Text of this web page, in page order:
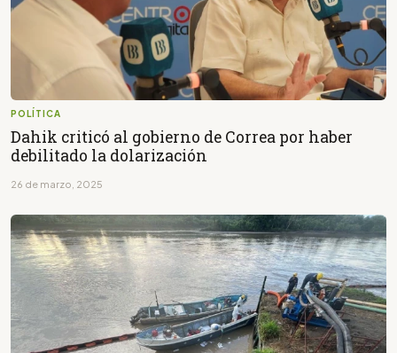
POLÍTICA
Dahik criticó al gobierno de Correa por haber
debilitado la dolarización
26 de marzo, 2025